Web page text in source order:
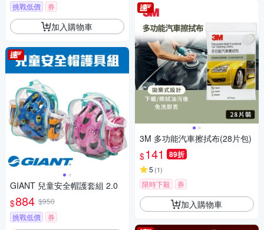
挑戰低價
券
加入購物車
GIANT 兒童安全帽護套組 2.0
$884 $950
挑戰低價
券
3M 多功能汽車擦拭布(28片包)
$141 89折
5 (1)
限時下殺 券
加入購物車